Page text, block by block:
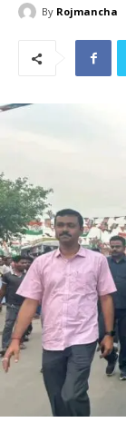
By Rojmancha